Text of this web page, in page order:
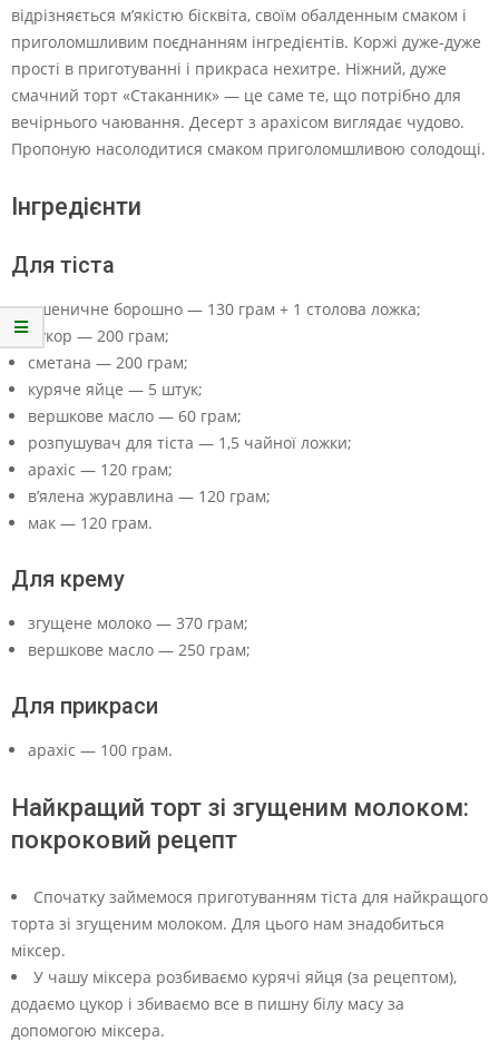
відрізняється м’якістю бісквіта, своїм обалденным смаком і
приголомшливим поєднанням інгредієнтів. Коржі дуже-дуже
прості в приготуванні і прикраса нехитре. Ніжний, дуже
смачний торт «Стаканник» — це саме те, що потрібно для
вечірнього чаювання. Десерт з арахісом виглядає чудово.
Пропоную насолодитися смаком приголомшливою солодощі.
Інгредієнти
Для тіста
пшеничне борошно — 130 грам + 1 столова ложка;
цукор — 200 грам;
сметана — 200 грам;
куряче яйце — 5 штук;
вершкове масло — 60 грам;
розпушувач для тіста — 1,5 чайної ложки;
арахіс — 120 грам;
в’ялена журавлина — 120 грам;
мак — 120 грам.
Для крему
згущене молоко — 370 грам;
вершкове масло — 250 грам;
Для прикраси
арахіс — 100 грам.
Найкращий торт зі згущеним молоком:
покроковий рецепт
Спочатку займемося приготуванням тіста для найкращого
торта зі згущеним молоком. Для цього нам знадобиться
міксер.
У чашу міксера розбиваємо курячі яйця (за рецептом),
додаємо цукор і збиваємо все в пишну білу масу за
допомогою міксера.